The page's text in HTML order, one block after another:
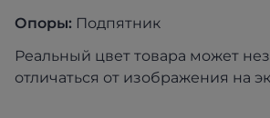
Опоры: Подпятник
Реальный цвет товара может
отличаться от изображения на